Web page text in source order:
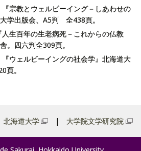
宗教とウェルビーイング－しあわせの
学出版会、A5判 全438頁。
生百年の生老病死－これからの仏教
。四六判全309頁。
ウェルビーイングの社会学』北海道大
頁。
北海道大学 大学院文学研究院